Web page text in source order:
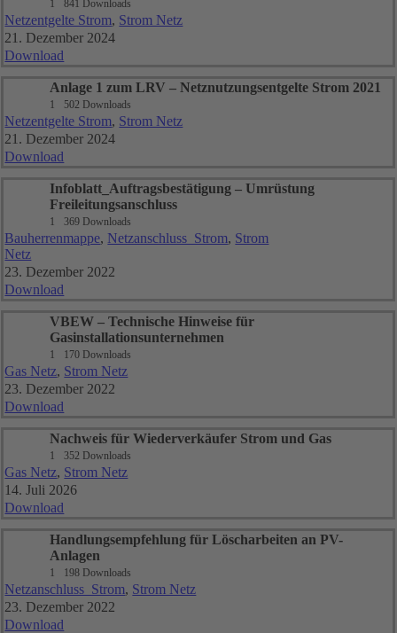
1 841 Downloads
Netzentgelte Strom, Strom Netz
21. Dezember 2024
Download
Anlage 1 zum LRV – Netznutzungsentgelte Strom 2021
1 502 Downloads
Netzentgelte Strom, Strom Netz
21. Dezember 2024
Download
Infoblatt_Auftragsbestätigung – Umrüstung
Freileitungsanschluss
1 369 Downloads
Bauherrenmappe, Netzanschluss_Strom, Strom
Netz
23. Dezember 2022
Download
VBEW – Technische Hinweise für
Gasinstallationsunternehmen
1 170 Downloads
Gas Netz, Strom Netz
23. Dezember 2022
Download
Nachweis für Wiederverkäufer Strom und Gas
1 352 Downloads
Gas Netz, Strom Netz
14. Juli 2026
Download
Handlungsempfehlung für Löscharbeiten an PV-
Anlagen
1 198 Downloads
Netzanschluss_Strom, Strom Netz
23. Dezember 2022
Download